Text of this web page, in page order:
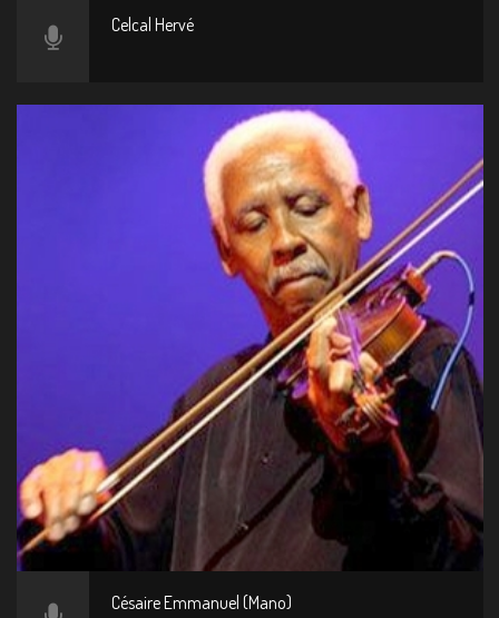
Celcal Hervé
Césaire Emmanuel (Mano)